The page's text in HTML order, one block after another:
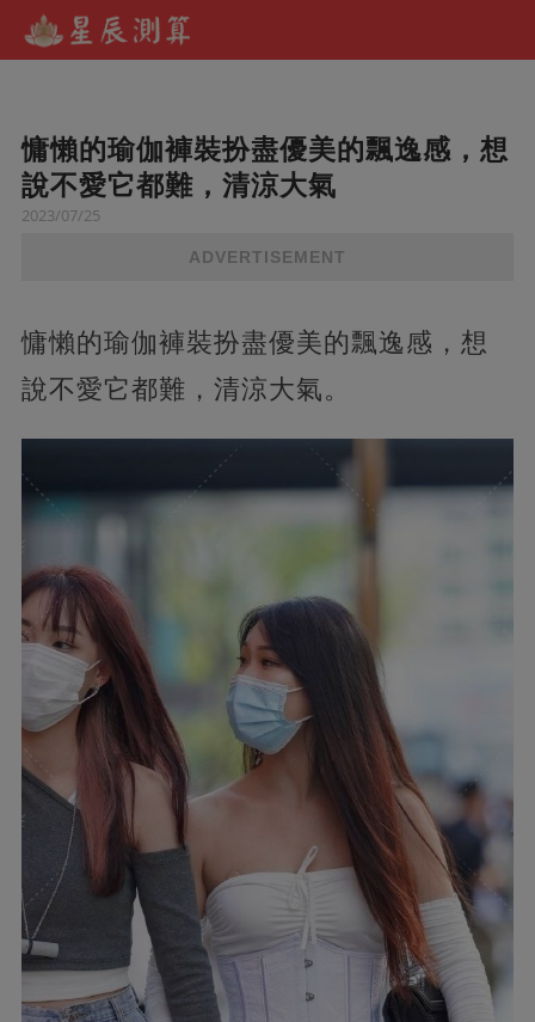
慵懶的瑜伽褲裝扮盡優美的飄逸感，想
說不愛它都難，清涼大氣
2023/07/25
ADVERTISEMENT
慵懶的瑜伽褲裝扮盡優美的飄逸感，想
說不愛它都難，清涼大氣。